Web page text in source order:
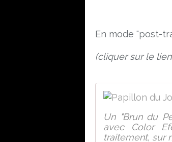
En mode "post-
(cliquer sur le
Un "Brun du
avec Color
traitement, sur